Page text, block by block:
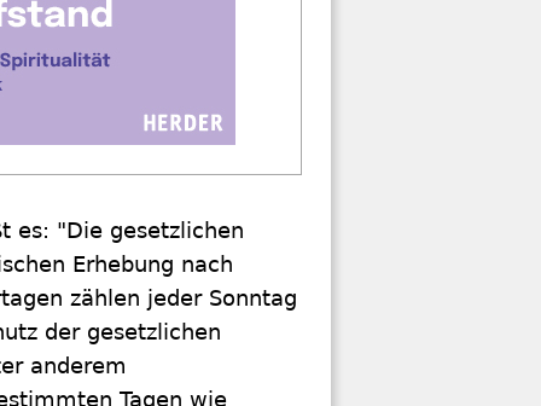
es: "Die gesetzlichen
Erhebung nach
zählen jeder Sonntag
der gesetzlichen
anderem
Tagen wie